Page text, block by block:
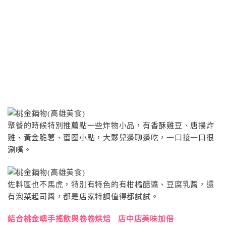
聚餐的時候特別推薦點一些炸物小品，有香酥雞豆、唐揚炸
雞、黃金脆薯、蜜圈小點，大夥兒邊聊邊吃，一口接一口很
涮嘴。
佐料區也不馬虎，特別有特色的有柑橘醋醬、豆腐乳醬，還
有泡菜起司醬，都是店家特調值得都試試。
結合桃金嶼手搖飲與卷卷烘焙 店中店美味加倍